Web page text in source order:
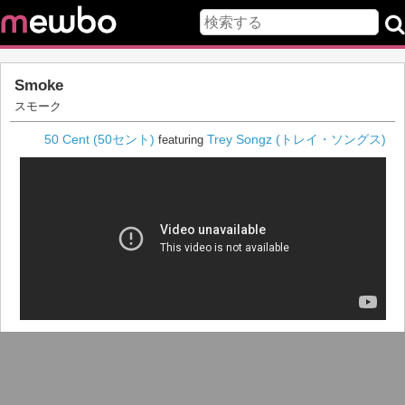
Smoke
スモーク
50 Cent (50セント) featuring Trey Songz (トレイ・ソングス)